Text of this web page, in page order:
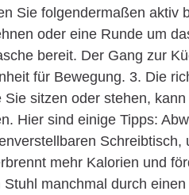
Sie folgendermaßen aktiv
oder eine Runde um
bereit. Der Gang zur
für Bewegung. 3. Die
sitzen oder stehen,
Hier sind einige Tipps:
Schreibtisch,
mehr Kalorien und
manchmal durch